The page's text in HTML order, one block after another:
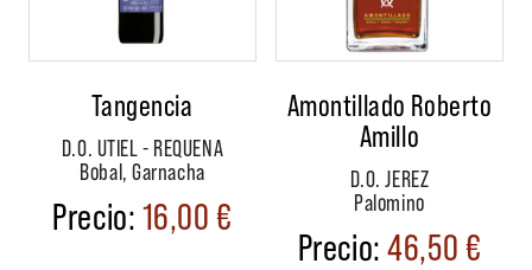
Tangencia
D.O. UTIEL - REQUENA
Bobal, Garnacha
16,00€
Amontillado Roberto
Amillo
D.O. JEREZ
Palomino
46,50€